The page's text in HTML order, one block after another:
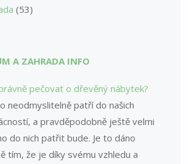
(53)
A ZAHRADA INFO
pečovat o dřevěný nábytek?
neodmyslitelně patří do našich
a pravděpodobně ještě velmi
do nich patřit bude. Je to dáno
tím, že je díky svému vzhledu a